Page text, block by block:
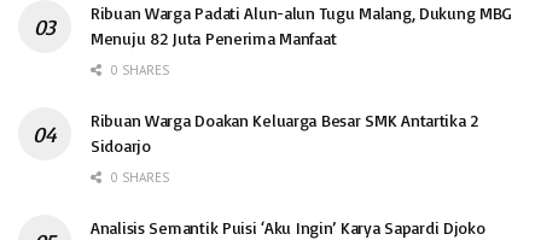
Ribuan Warga Padati Alun-alun Tugu Malang, Dukung MBG
Menuju 82 Juta Penerima Manfaat
0 SHARES
Ribuan Warga Doakan Keluarga Besar SMK Antartika 2
Sidoarjo
0 SHARES
Analisis Semantik Puisi ‘Aku Ingin’ Karya Sapardi Djoko